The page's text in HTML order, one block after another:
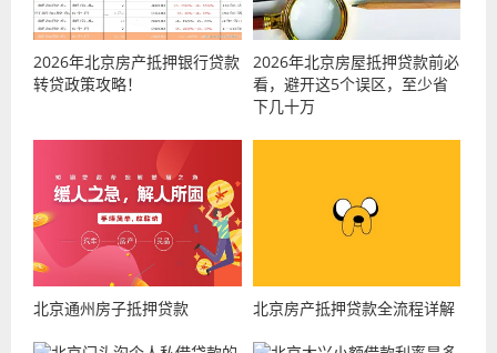
2026年北京房产抵押银行贷款
转贷政策攻略！
2026年北京房屋抵押贷款前必
看，避开这5个误区，至少省
下几十万
北京通州房子抵押贷款 北京房产抵押贷款全流程详解